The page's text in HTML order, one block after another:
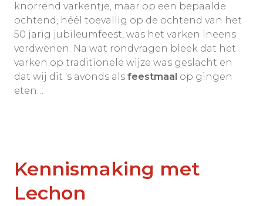
knorrend varkentje, maar op een bepaalde
ochtend, héél toevallig op de ochtend van het
50 jarig jubileumfeest, was het varken ineens
verdwenen. Na wat rondvragen bleek dat het
varken op traditionele wijze was geslacht en
dat wij dit 's avonds als feestmaal op gingen
eten…
Kennismaking met
Lechon